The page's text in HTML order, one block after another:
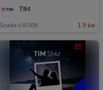
TIM
Scade il 07/09 1.9 km